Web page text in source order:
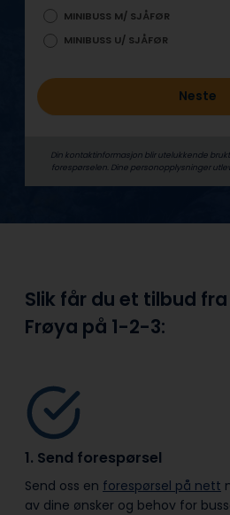
MINIBUSS M/ SJÅFØR
MINIBUSS U/ SJÅFØR
Neste
Din kontaktinformasjon blir utelukkende
forespørselen. Dine person­­opplysninger
Slik får du et tilbud
Frøya på 1-2-3:
1. Send forespørsel
Send oss en forespørsel på nett
av dine ønsker og behov for